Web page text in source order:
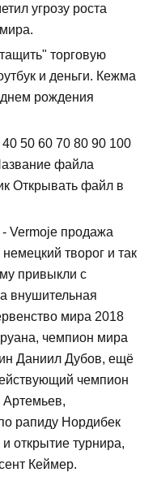
угрозу роста
торговую
и деньги. Кежма
рождения
50 60 70 80 90 100
файла
Открывать файл в
Vermoje продажа
творог и так
привыкли с
внушительная
мира 2018
чемпион мира
Даниил Дубов, ещё
чемпион
рапиду Нордибек
открытие турнира,
Кеймер.